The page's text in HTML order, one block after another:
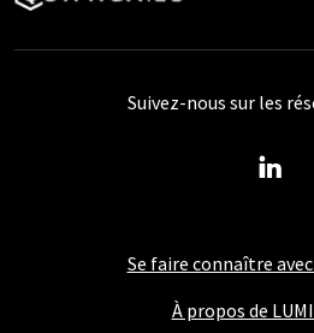
Se faire connaître
À propos de
Suivez-nous sur les